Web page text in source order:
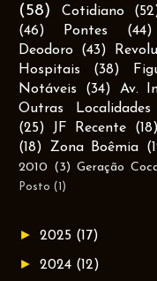
(58)
Cotidiano
(46)
Pontes (44)
Deodoro
(43)
Hospitais
(38)
Notáveis
(34) Av.
Outras Localidades
(25)
JF Recente (18)
(18)
Zona Boêmia
2010 (3) Geração
Posto (1)
► 2025 (17)
► 2024 (12)